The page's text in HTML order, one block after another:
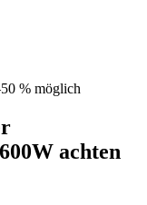
% möglich
achten